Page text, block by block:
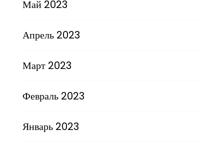
Май 2023
Апрель 2023
Март 2023
Февраль 2023
Январь 2023